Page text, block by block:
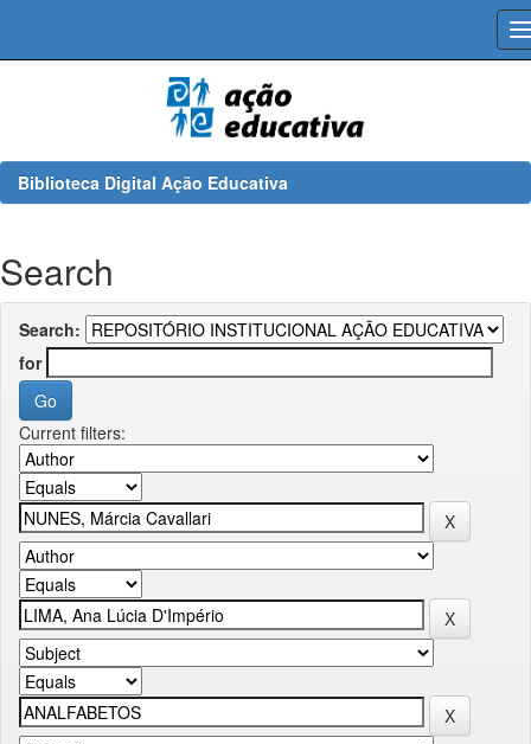
Biblioteca Digital Ação Educativa
Search
Search:
for
Current filters: